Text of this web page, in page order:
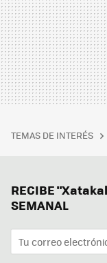
TEMAS DE INTERÉS
RECIBE
SEMANAL